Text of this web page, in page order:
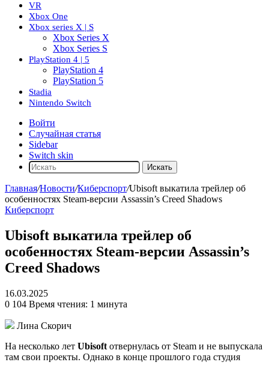
VR
Xbox One
Xbox series X | S
Xbox Series X
Xbox Series S
PlayStation 4 | 5
PlayStation 4
PlayStation 5
Stadia
Nintendo Switch
Войти
Случайная статья
Sidebar
Switch skin
Искать
Главная/Новости/Киберспорт/Ubisoft выкатила трейлер об
особенностях Steam-версии Assassin’s Creed Shadows
Киберспорт
Ubisoft выкатила трейлер об
особенностях Steam-версии Assassin’s
Creed Shadows
16.03.2025
0 104 Время чтения: 1 минута
Лина Скорич
На несколько лет Ubisoft отвернулась от Steam и не выпускала
там свои проекты. Однако в конце прошлого года студия